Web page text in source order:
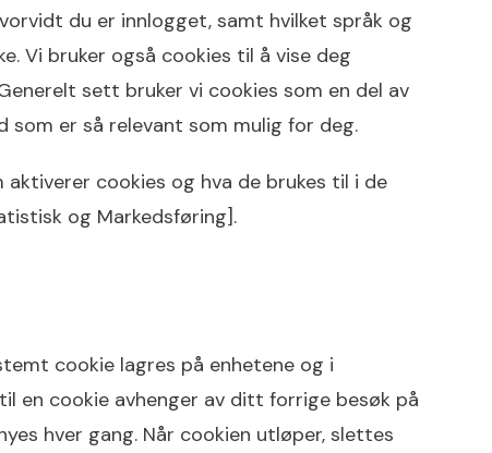
du er innlogget, samt hvilket språk og
Vi bruker også cookies til å vise deg
sett bruker vi cookies som en del av
som er så relevant som mulig for deg.
aktiverer cookies og hva de brukes til i de
og Markedsføring].
cookie lagres på enhetene og i
en cookie avhenger av ditt forrige besøk på
hver gang. Når cookien utløper, slettes